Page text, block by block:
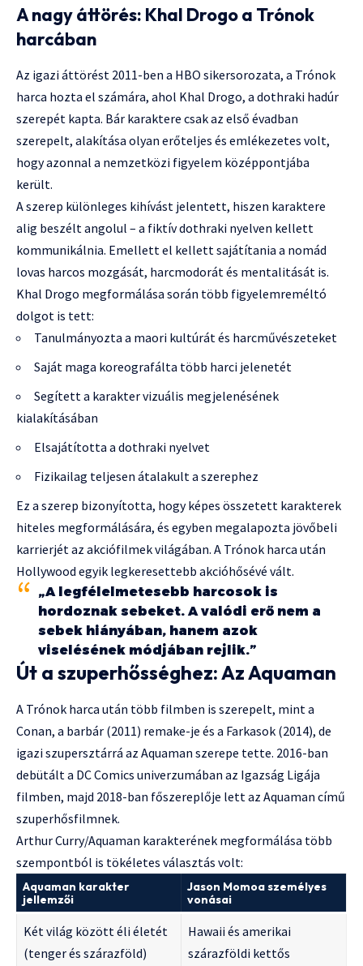
A nagy áttörés: Khal Drogo a Trónok
harcában
Az igazi áttörést 2011-ben a HBO sikersorozata, a Trónok
harca hozta el számára, ahol Khal Drogo, a dothraki hadúr
szerepét kapta. Bár karaktere csak az első évadban
szerepelt, alakítása olyan erőteljes és emlékezetes volt,
hogy azonnal a nemzetközi figyelem középpontjába
került.
A szerep különleges kihívást jelentett, hiszen karaktere
alig beszélt angolul – a fiktív dothraki nyelven kellett
kommunikálnia. Emellett el kellett sajátítania a nomád
lovas harcos mozgását, harcmodorát és mentalitását is.
Khal Drogo megformálása során több figyelemreméltó
dolgot is tett:
Tanulmányozta a maori kultúrát és harcművészeteket
Saját maga koreografálta több harci jelenetét
Segített a karakter vizuális megjelenésének
kialakításában
Elsajátította a dothraki nyelvet
Fizikailag teljesen átalakult a szerephez
Ez a szerep bizonyította, hogy képes összetett karakterek
hiteles megformálására, és egyben megalapozta jövőbeli
karrierjét az akciófilmek világában. A Trónok harca után
Hollywood egyik legkeresettebb akcióhősévé vált.
„A legfélelmetesebb harcosok is
hordoznak sebeket. A valódi erő nem a
sebek hiányában, hanem azok
viselésének módjában rejlik.”
Út a szuperhősséghez: Az Aquaman
A Trónok harca után több filmben is szerepelt, mint a
Conan, a barbár (2011) remake-je és a Farkasok (2014), de
igazi szupersztárrá az Aquaman szerepe tette. 2016-ban
debütált a DC Comics univerzumában az Igazság Ligája
filmben, majd 2018-ban főszereplője lett az Aquaman című
szuperhősfilmnek.
Arthur Curry/Aquaman karakterének megformálása több
szempontból is tökéletes választás volt:
Aquaman karakter
jellemzői
Jason Momoa személyes
vonásai
Két világ között éli életét
(tenger és szárazföld)
Hawaii és amerikai
szárazföldi kettős